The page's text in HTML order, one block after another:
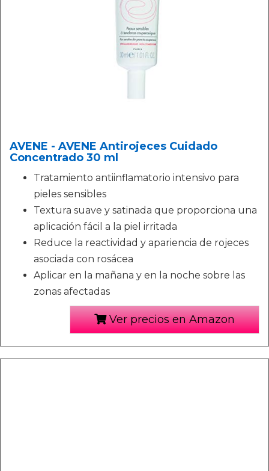
AVENE - AVENE Antirojeces Cuidado
Concentrado 30 ml
Tratamiento antiinflamatorio intensivo para
pieles sensibles
Textura suave y satinada que proporciona una
aplicación fácil a la piel irritada
Reduce la reactividad y apariencia de rojeces
asociada con rosácea
Aplicar en la mañana y en la noche sobre las
zonas afectadas
Ver precios en Amazon